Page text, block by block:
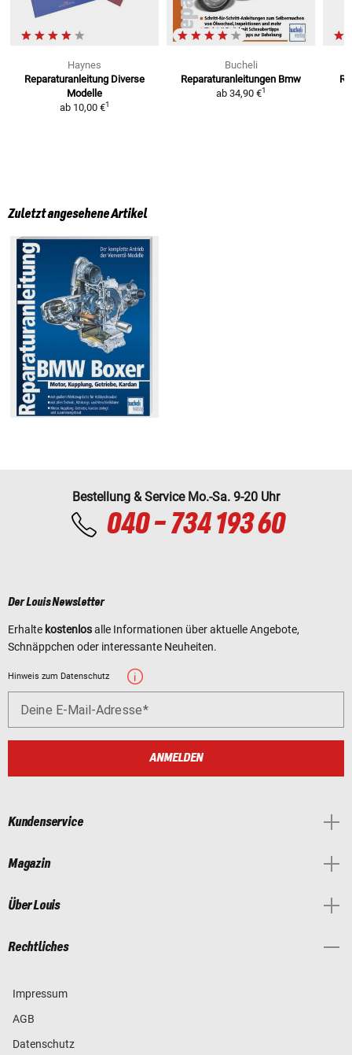
Haynes
Reparaturanleitung Diverse
Modelle
ab 10,00 €1
Bucheli
Reparaturanleitungen Bmw
ab 34,90 €1
Zuletzt angesehene Artikel
Bestellung & Service Mo.-Sa. 9-20 Uhr
040 - 734 193 60
Der Louis Newsletter
Erhalte kostenlosalle Informationen über aktuelle Angebote,
Schnäppchen oder interessante Neuheiten.
Hinweis zum Datenschutz
Deine E-Mail-Adresse
ANMELDEN
Kundenservice
Magazin
Über Louis
Rechtliches
Impressum
AGB
Datenschutz